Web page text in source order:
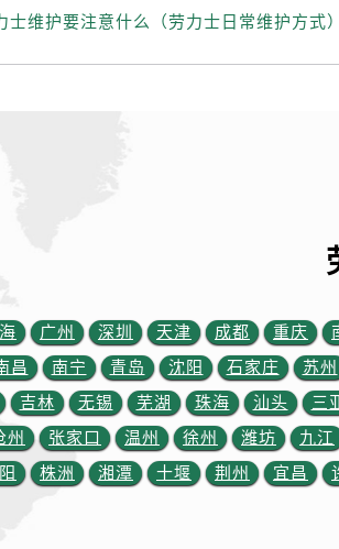
吉林省通化市东昌区环通乡江南大街劳
辽宁省抚顺市新抚区东一路劳力士售
辽宁省阜新市海州区解放大街劳力士
辽宁省葫芦岛市连山区中央路劳力士
辽宁省辽阳市白塔区新运大街劳力士售
辽宁省盘锦市兴隆台区石油大街劳力士
辽宁省铁岭市银州区南马路劳力士售后
辽宁省营口市站前区市府路与渤海大街
辽宁省沈阳市沈河区中街路137号亨得
辽宁省沈阳市沈河区中街路83号亨得
士维护要注意什么（劳力士日常维护方式）
广州 深圳 天津 成都 重庆
昌 南宁 青岛 沈阳 石家庄 苏州
吉林 无锡 芜湖 珠海 汕头 三
州 张家口 温州 徐州 潍坊 九江
株洲 湘潭 十堰 荆州 宜昌